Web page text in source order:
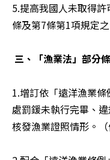
5.提高我國人未取得
條及第7條第1項規定
三、「漁業法」部分
1.增訂依「遠洋漁業
處罰鍰未執行完畢、
核發漁業證照情形。（